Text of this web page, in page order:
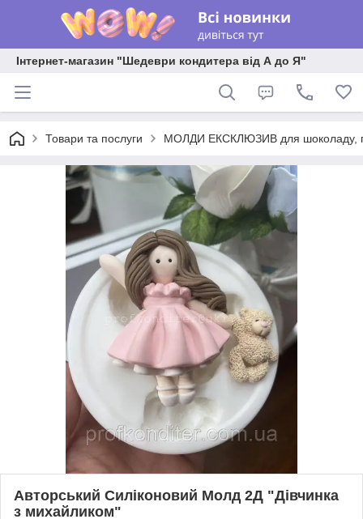
Інтернет-магазин "Шедеври кондитера від А до Я"
Товари та послуги МОЛДИ ЕКСКЛЮЗИВ для шоколаду,
Авторський Силіконовий Молд 2Д "Дівчинка
з михайликом"